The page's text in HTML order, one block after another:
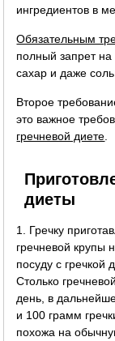
ингредиентов в
Обязательным
полный запрет
сахар и даже соль.
Второе
это важное
гречневой диете
диеты
1. Гречку
гречневой крупы
посуду с гречкой
Столько
день, в
и 100 грамм
похожа на